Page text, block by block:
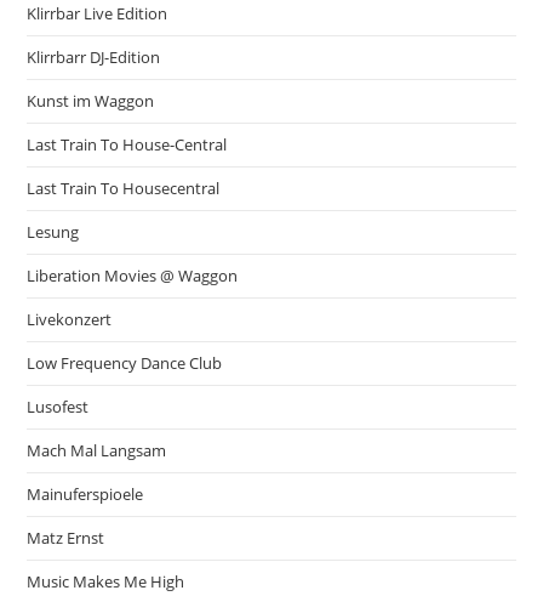
Klirrbar Live Edition
Klirrbarr DJ-Edition
Kunst im Waggon
Last Train To House-Central
Last Train To Housecentral
Lesung
Liberation Movies @ Waggon
Livekonzert
Low Frequency Dance Club
Lusofest
Mach Mal Langsam
Mainuferspioele
Matz Ernst
Music Makes Me High